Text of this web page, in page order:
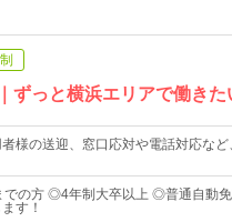
ずっと横浜エリアで働き
様の送迎、窓口応対や電話対応な
での方 ◎4年制大卒以上 ◎普通自動
す！